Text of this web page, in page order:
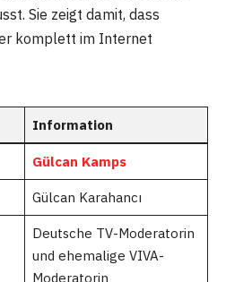
Sie zeigt damit, dass
komplett im Internet
Information
Gülcan Kamps
Gülcan Karahancı
Deutsche TV-Moderatorin
und ehemalige VIVA-
Moderatorin